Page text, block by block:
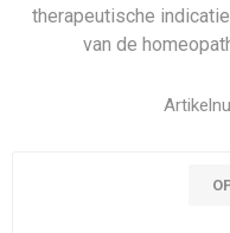
therapeutische
van de